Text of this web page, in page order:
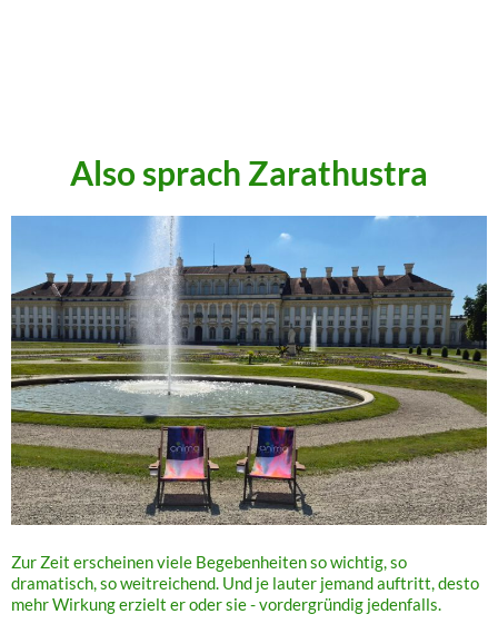
Also sprach Zarathustra
Zur Zeit erscheinen viele Begebenheiten so wichtig, so
dramatisch, so weitreichend. Und je lauter jemand auftritt, desto
mehr Wirkung erzielt er oder sie - vordergründig jedenfalls.